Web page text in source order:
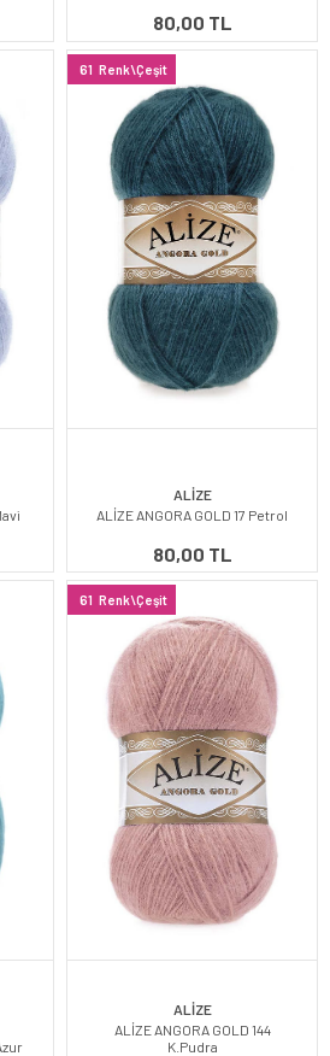
80,00 TL
61 Renk\Çeşit
ALİZE
ALİZE ANGORA GOLD 17 Petrol
80,00 TL
61 Renk\Çeşit
ALİZE
ALİZE ANGORA GOLD 144
K.Pudra